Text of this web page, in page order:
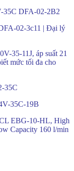
35C DFA-02-2B2
02-3c11 | Đại lý
35-11J, áp suất 21
mức tối đa cho
35C
35C-19B
EBG-10-HL, High
Capacity 160 l/min